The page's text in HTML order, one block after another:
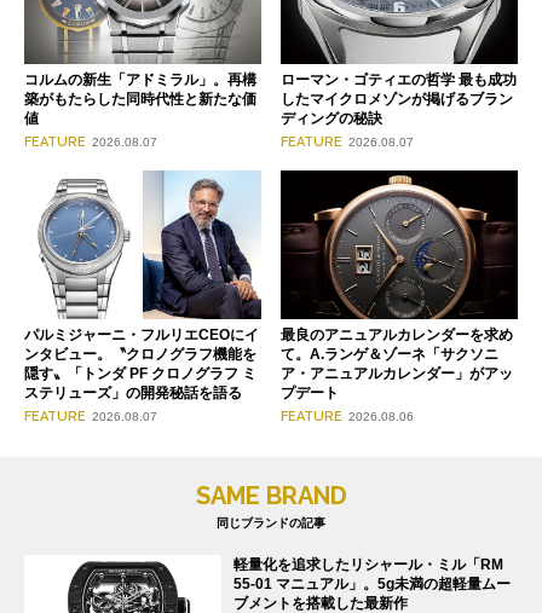
コルムの新生「アドミラル」。再構
築がもたらした同時代性と新たな価
値
FEATURE 2026.08.07
ローマン・ゴティエの哲学 最も成功
したマイクロメゾンが掲げるブラン
ディングの秘訣
FEATURE 2026.08.07
パルミジャーニ・フルリエCEOにイ
ンタビュー。〝クロノグラフ機能を
隠す〟「トンダ PF クロノグラフ ミ
ステリューズ」の開発秘話を語る
FEATURE 2026.08.07
最良のアニュアルカレンダーを求め
て。A.ランゲ＆ゾーネ「サクソニ
ア・アニュアルカレンダー」がアッ
プデート
FEATURE 2026.08.06
SAME BRAND
同じブランドの記事
軽量化を追求したリシャール・ミル「RM
55-01 マニュアル」。5g未満の超軽量ムー
ブメントを搭載した最新作